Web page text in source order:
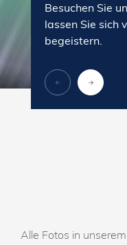
Besuchen Sie
lassen Sie sich
begeistern.
Alle Fotos in